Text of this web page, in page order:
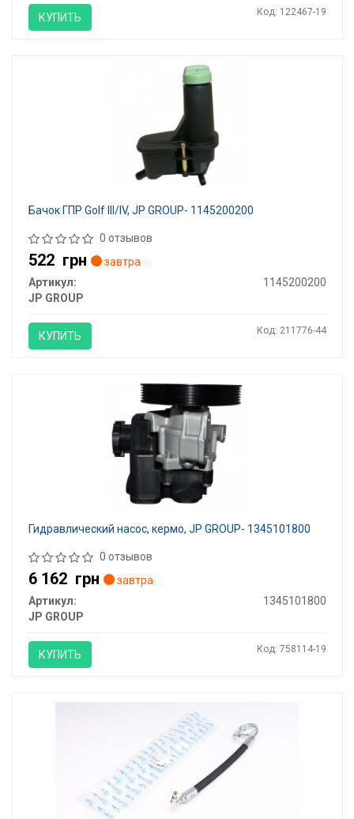
КУПИТЬ Код: 122467-19
Бачок ГПР Golf III/IV, JP GROUP- 1145200200
0 отзывов
522 грн
завтра
Артикул:
1145200200
JP GROUP
КУПИТЬ Код: 211776-44
Гидравлический насос, кермо, JP GROUP- 1345101800
0 отзывов
6 162 грн
завтра
Артикул:
1345101800
JP GROUP
КУПИТЬ Код: 758114-19